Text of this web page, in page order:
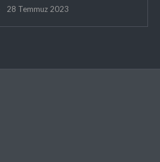
28 Temmuz 2023